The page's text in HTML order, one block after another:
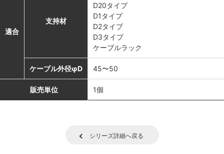
適合
支持材
D20タイプ
D1タイプ
D2タイプ
D3タイプ
ケーブルラック
ケーブル外径φD 45〜50
販売単位 1個
シリーズ詳細へ戻る